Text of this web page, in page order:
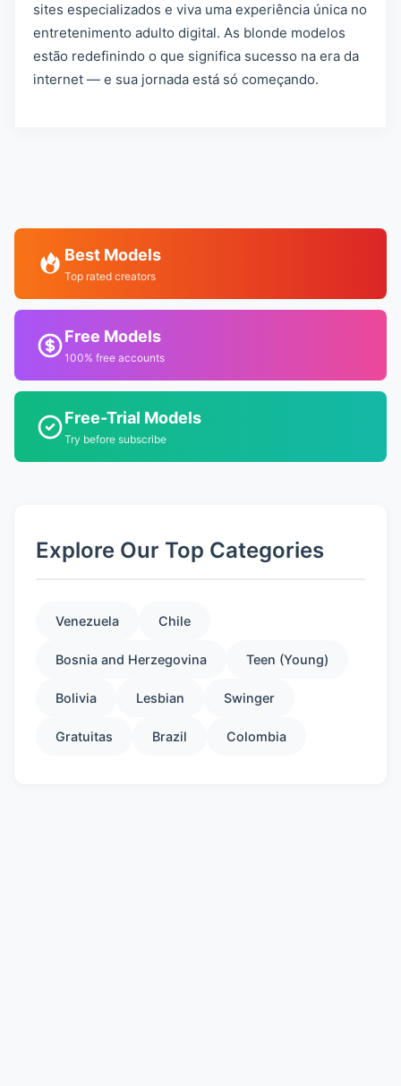
sites especializados e viva uma experiência única no
entretenimento adulto digital. As blonde modelos
estão redefinindo o que significa sucesso na era da
internet — e sua jornada está só começando.
Best Models
Top rated creators
Free Models
100% free accounts
Free-Trial Models
Try before subscribe
Explore Our Top Categories
Venezuela Chile
Bosnia and Herzegovina Teen (Young)
Bolivia Lesbian Swinger
Gratuitas Brazil Colombia